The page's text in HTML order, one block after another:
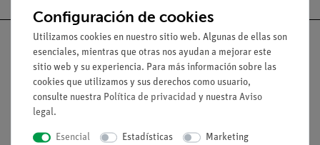
Nach oben
Aviso lega
Configuración de cookies
Utilizamos cookies en nuestro sitio web. Algunas de ellas son
esenciales, mientras que otras nos ayudan a mejorar este
sitio web y su experiencia. Para más información sobre las
cookies que utilizamos y sus derechos como usuario,
consulte nuestra Política de privacidad y nuestra Aviso
legal.
Esencial Estadísticas Marketing